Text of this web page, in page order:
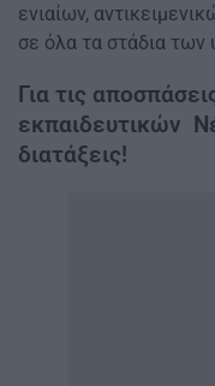
ενιαίων,
σε όλα τα στάδια
Για τις
εκπαιδευτικών
διατάξεις!